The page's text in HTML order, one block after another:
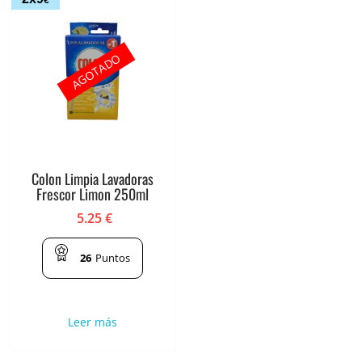
Colon Limpia Lavadoras
Frescor Limon 250ml
5.25€
26 Puntos
Leer más
AGOTADO